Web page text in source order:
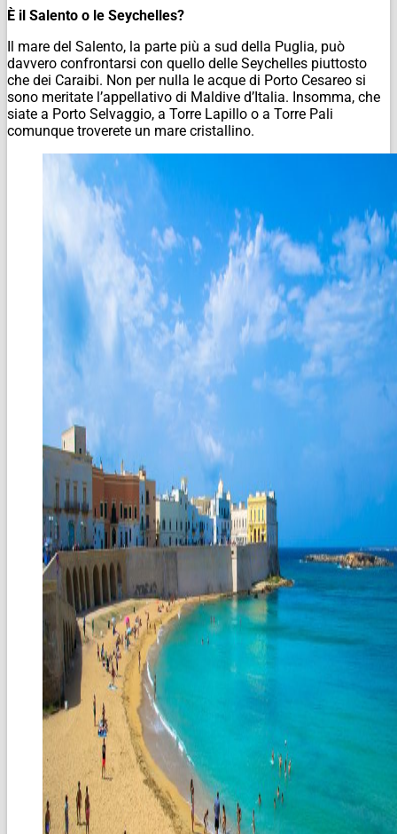
È il Salento o le Seychelles?
Il mare del Salento, la parte più a sud della Puglia, può
davvero confrontarsi con quello delle Seychelles piuttosto
che dei Caraibi. Non per nulla le acque di Porto Cesareo si
sono meritate l’appellativo di Maldive d’Italia. Insomma, che
siate a Porto Selvaggio, a Torre Lapillo o a Torre Pali
comunque troverete un mare cristallino.